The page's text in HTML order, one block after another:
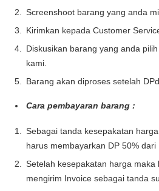
Screenshoot barang yang anda
Kirimkan kepada Customer
Diskusikan barang yang anda
kami.
Barang akan diproses setelah
Cara pembayaran barang :
Sebagai tanda kesepakatan
harus membayarkan DP 50% dari
Setelah kesepakatan harga maka
mengirim Invoice sebagai tanda